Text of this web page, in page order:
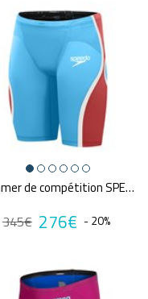
Jammer de compétition SPEEDO FS LZR PURE INTENT 2.0
345€ 276€ - 20%